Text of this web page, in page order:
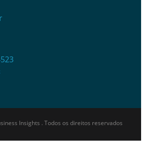
Insights . Todos os direitos reservados